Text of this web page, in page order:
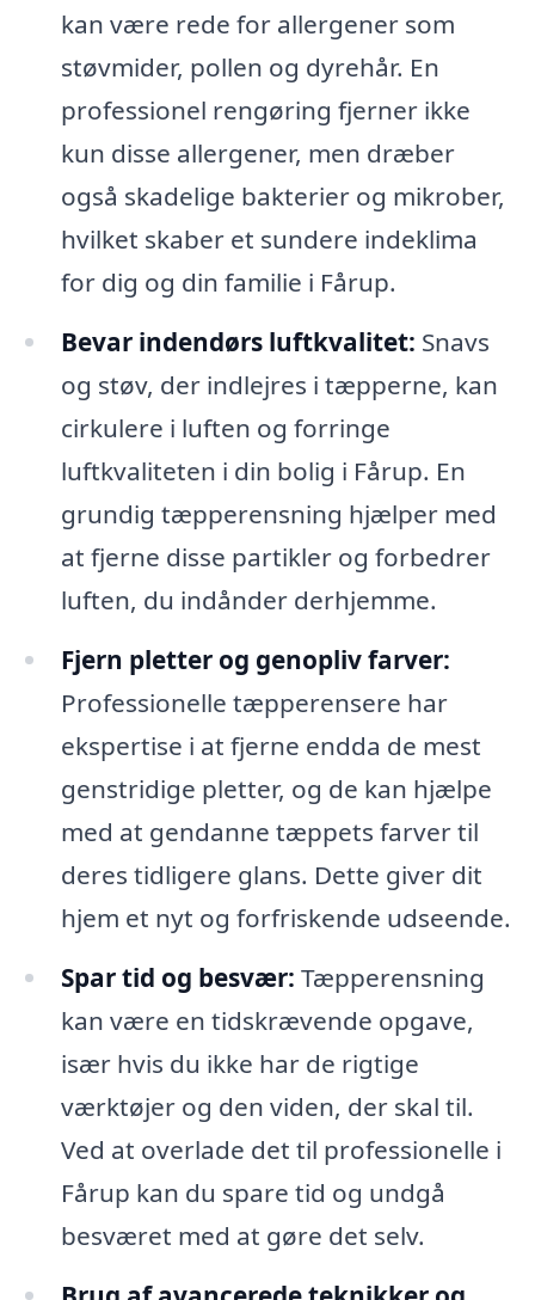
kan være rede for allergener som
støvmider, pollen og dyrehår. En
professionel rengøring fjerner ikke
kun disse allergener, men dræber
også skadelige bakterier og mikrober,
hvilket skaber et sundere indeklima
for dig og din familie i Fårup.
Bevar indendørs luftkvalitet: Snavs
og støv, der indlejres i tæpperne, kan
cirkulere i luften og forringe
luftkvaliteten i din bolig i Fårup. En
grundig tæpperensning hjælper med
at fjerne disse partikler og forbedrer
luften, du indånder derhjemme.
Fjern pletter og genopliv farver:
Professionelle tæpperensere har
ekspertise i at fjerne endda de mest
genstridige pletter, og de kan hjælpe
med at gendanne tæppets farver til
deres tidligere glans. Dette giver dit
hjem et nyt og forfriskende udseende.
Spar tid og besvær: Tæpperensning
kan være en tidskrævende opgave,
især hvis du ikke har de rigtige
værktøjer og den viden, der skal til.
Ved at overlade det til professionelle i
Fårup kan du spare tid og undgå
besværet med at gøre det selv.